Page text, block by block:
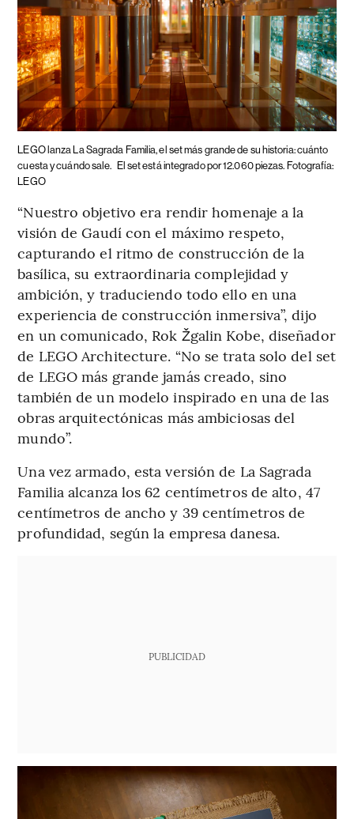
LEGO lanza La Sagrada Familia, el set más grande de su historia: cuánto
cuesta y cuándo sale. El set está integrado por 12.060 piezas. Fotografía:
LEGO
“Nuestro objetivo era rendir homenaje a la
visión de Gaudí con el máximo respeto,
capturando el ritmo de construcción de la
basílica, su extraordinaria complejidad y
ambición, y traduciendo todo ello en una
experiencia de construcción inmersiva”, dijo
en un comunicado, Rok Žgalin Kobe, diseñador
de LEGO Architecture. “No se trata solo del set
de LEGO más grande jamás creado, sino
también de un modelo inspirado en una de las
obras arquitectónicas más ambiciosas del
mundo”.
Una vez armado, esta versión de La Sagrada
Familia alcanza los 62 centímetros de alto, 47
centímetros de ancho y 39 centímetros de
profundidad, según la empresa danesa.
PUBLICIDAD